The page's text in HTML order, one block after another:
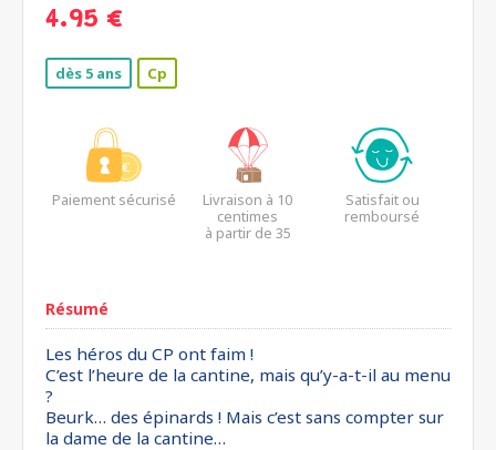
4.95 €
dès 5 ans Cp
Paiement sécurisé
Livraison à 10
centimes
à partir de 35
Satisfait ou
remboursé
Résumé
Les héros du CP ont faim !
C’est l’heure de la cantine, mais qu’y-a-t-il au menu
?
Beurk… des épinards ! Mais c’est sans compter sur
la dame de la cantine…